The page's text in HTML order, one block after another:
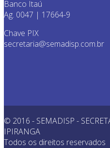
Banco Itaú
Ag. 0047 | 17664-9
Chave PIX
secretaria@semadisp.com.br
© 2016 - SEMADISP -
IPIRANGA
Todos os direitos reservados